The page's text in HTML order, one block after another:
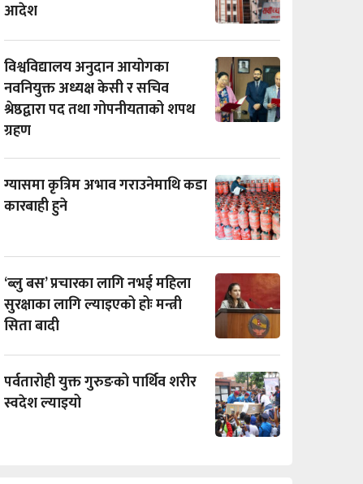
आदेश
विश्वविद्यालय अनुदान आयोगका
नवनियुक्त अध्यक्ष केसी र सचिव
श्रेष्ठद्वारा पद तथा गोपनीयताको शपथ
ग्रहण
ग्यासमा कृत्रिम अभाव गराउनेमाथि कडा
कारबाही हुने
‘ब्लु बस’ प्रचारका लागि नभई महिला
सुरक्षाका लागि ल्याइएको होः मन्त्री
सिता बादी
पर्वतारोही युक्त गुरुङको पार्थिव शरीर
स्वदेश ल्याइयो